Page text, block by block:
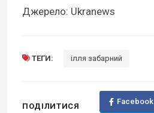
Джерело: Ukranews
ТЕГИ: ілля забарний
ПОДІЛИТИСЯ
Facebook